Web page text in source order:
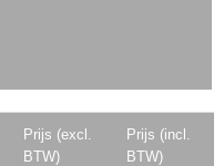
Prijs (excl.
BTW)
Prijs (incl.
BTW)